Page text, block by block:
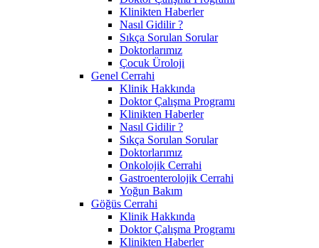
Klinikten Haberler
Nasıl Gidilir ?
Sıkça Sorulan Sorular
Doktorlarımız
Çocuk Üroloji
Genel Cerrahi
Klinik Hakkında
Doktor Çalışma Programı
Klinikten Haberler
Nasıl Gidilir ?
Sıkça Sorulan Sorular
Doktorlarımız
Onkolojik Cerrahi
Gastroenterolojik Cerrahi
Yoğun Bakım
Göğüs Cerrahi
Klinik Hakkında
Doktor Çalışma Programı
Klinikten Haberler